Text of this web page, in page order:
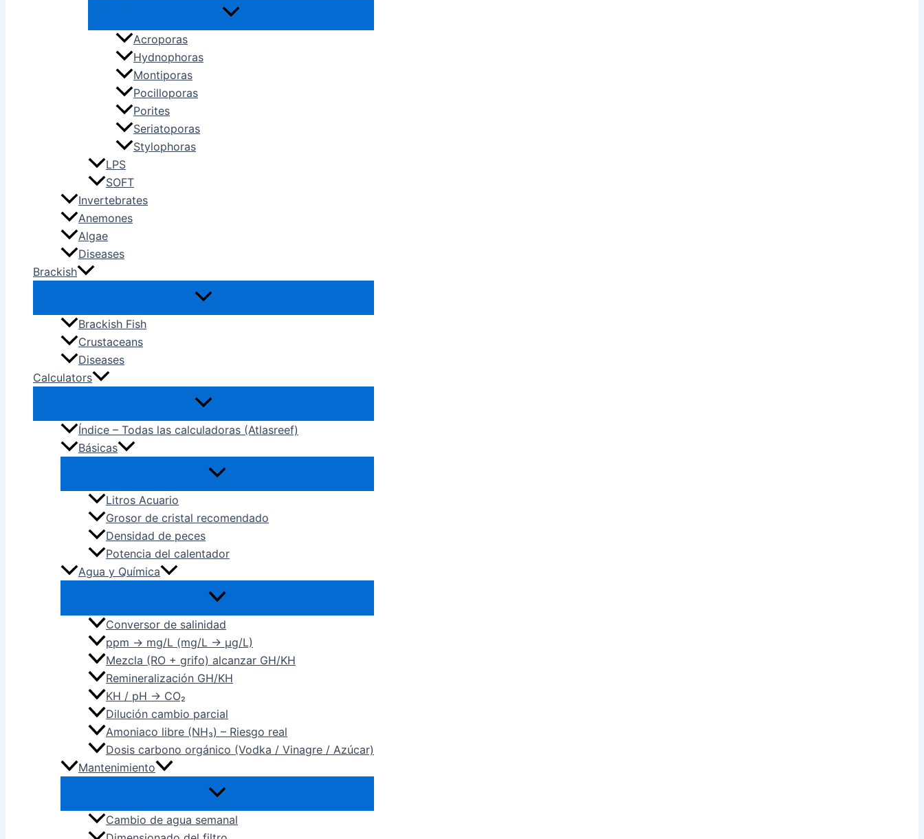
Acroporas
Hydnophoras
Montiporas
Pocilloporas
Porites
Seriatoporas
Stylophoras
LPS
SOFT
Invertebrates
Anemones
Algae
Diseases
Brackish
Brackish Fish
Crustaceans
Diseases
Calculators
Índice – Todas las calculadoras (Atlasreef)
Básicas
Litros Acuario
Grosor de cristal recomendado
Densidad de peces
Potencia del calentador
Agua y Química
Conversor de salinidad
ppm → mg/L (mg/L → µg/L)
Mezcla (RO + grifo) alcanzar GH/KH
Remineralización GH/KH
KH / pH → CO₂
Dilución cambio parcial
Amoniaco libre (NH₃) – Riesgo real
Dosis carbono orgánico (Vodka / Vinagre / Azúcar)
Mantenimiento
Cambio de agua semanal